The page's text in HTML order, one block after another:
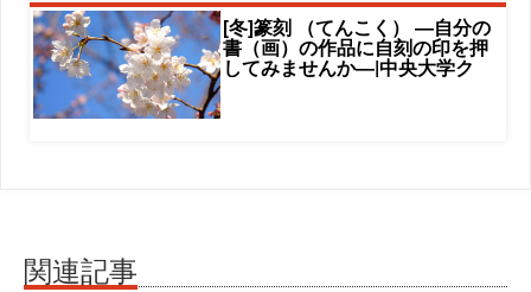
[冬]篆刻 （てんこく） ―自分の
書（画）の作品に自刻の印を押
してみませんか―|中央大学ク
関連記事